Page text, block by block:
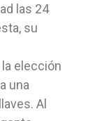
las 24
su
elección
una
Al